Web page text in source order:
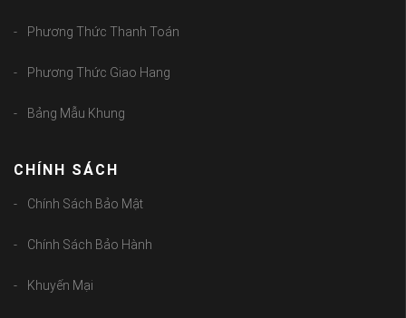
Phương Thức Thanh Toán
Phương Thức Giao Hang
Bảng Mẫu Khung
CHÍNH SÁCH
Chính Sách Bảo Mật
Chính Sách Bảo Hành
Khuyến Mại